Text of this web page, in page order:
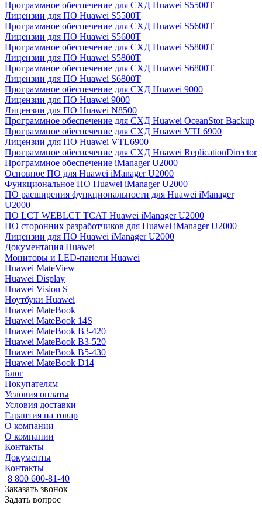
Программное обеспечение для СХД Huawei S5500T
Лицензии для ПО Huawei S5500T
Программное обеспечение для СХД Huawei S5600T
Лицензии для ПО Huawei S5600T
Программное обеспечение для СХД Huawei S5800T
Лицензии для ПО Huawei S5800T
Программное обеспечение для СХД Huawei S6800T
Лицензии для ПО Huawei S6800T
Программное обеспечение для СХД Huawei 9000
Лицензии для ПО Huawei 9000
Лицензии для ПО Huawei N8500
Программное обеспечение для СХД Huawei OceanStor Backup
Программное обеспечение для СХД Huawei VTL6900
Лицензии для ПО Huawei VTL6900
Программное обеспечение для СХД Huawei ReplicationDirector
Программное обеспечение iManager U2000
Основное ПО для Huawei iManager U2000
Функциональное ПО Huawei iManager U2000
ПО расширения функциональности для Huawei iManager
U2000
ПО LCT WEBLCT TCAT Huawei iManager U2000
ПО сторонних разработчиков для Huawei iManager U2000
Лицензии для ПО Huawei iManager U2000
Документация Huawei
Мониторы и LED-панели Huawei
Huawei MateView
Huawei Display
Huawei Vision S
Ноутбуки Huawei
Huawei MateBook
Huawei MateBook 14S
Huawei MateBook B3-420
Huawei MateBook B3-520
Huawei MateBook B5-430
Huawei MateBook D14
Блог
Покупателям
Условия оплаты
Условия доставки
Гарантия на товар
О компании
О компании
Контакты
Документы
Контакты
8 800 600-81-40
Заказать звонок
Задать вопрос